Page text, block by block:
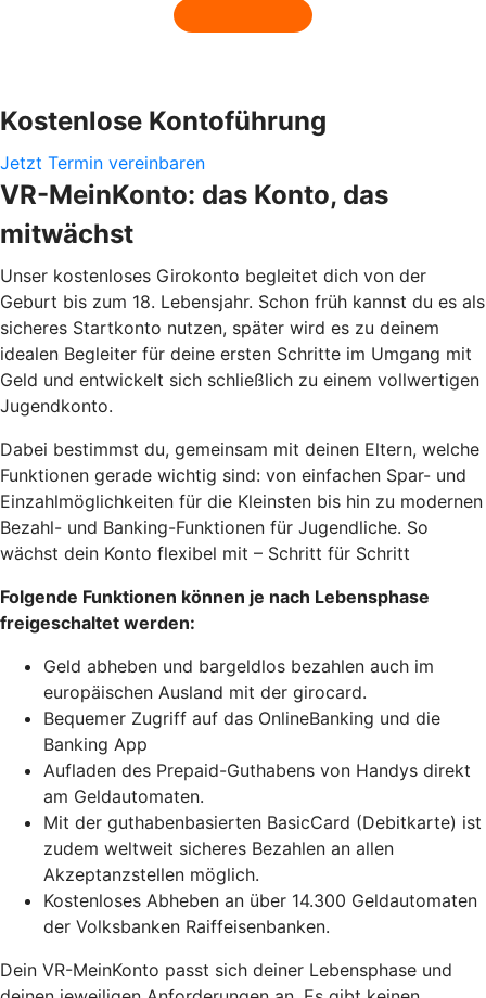
Kostenlose Kontoführung
Jetzt Termin vereinbaren
VR-MeinKonto: das Konto, das
mitwächst
Unser kostenloses Girokonto begleitet dich von der
Geburt bis zum 18. Lebensjahr. Schon früh kannst du es als
sicheres Startkonto nutzen, später wird es zu deinem
idealen Begleiter für deine ersten Schritte im Umgang mit
Geld und entwickelt sich schließlich zu einem vollwertigen
Jugendkonto.
Dabei bestimmst du, gemeinsam mit deinen Eltern, welche
Funktionen gerade wichtig sind: von einfachen Spar- und
Einzahlmöglichkeiten für die Kleinsten bis hin zu modernen
Bezahl- und Banking-Funktionen für Jugendliche. So
wächst dein Konto flexibel mit – Schritt für Schritt
Folgende Funktionen können je nach Lebensphase
freigeschaltet werden:
Geld abheben und bargeldlos bezahlen auch im
europäischen Ausland mit der girocard.
Bequemer Zugriff auf das OnlineBanking und die
Banking App
Aufladen des Prepaid-Guthabens von Handys direkt
am Geldautomaten.
Mit der guthabenbasierten BasicCard (Debitkarte) ist
zudem weltweit sicheres Bezahlen an allen
Akzeptanzstellen möglich.
Kostenloses Abheben an über 14.300 Geldautomaten
der Volksbanken Raiffeisenbanken.
Dein VR-MeinKonto passt sich deiner Lebensphase und